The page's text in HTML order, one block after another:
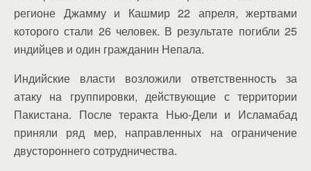
регионе Джамму и Кашмир 22 апреля, жертвами
которого стали 26 человек. В результате погибли 25
индийцев и один гражданин Непала.
Индийские власти возложили ответственность за
атаку на группировки, действующие с территории
Пакистана. После теракта Нью-Дели и Исламабад
приняли ряд мер, направленных на ограничение
двустороннего сотрудничества.